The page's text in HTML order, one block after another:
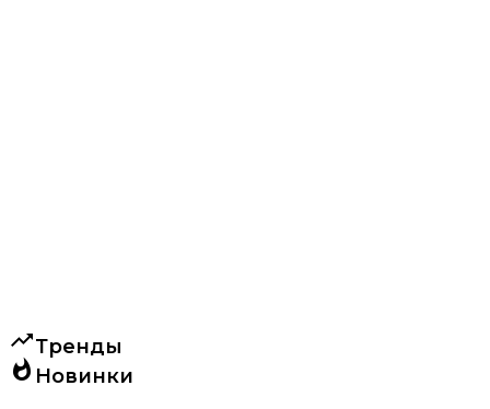
trending_upТренды
whatshot Новинки